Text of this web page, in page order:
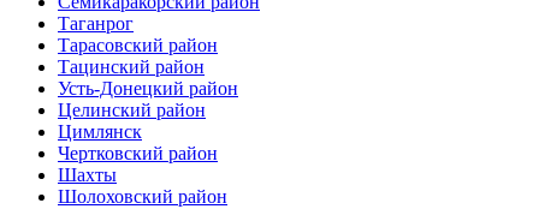
Таганрог
Тарасовский район
Тацинский район
Усть-Донецкий район
Целинский район
Цимлянск
Чертковский район
Шахты
Шолоховский район